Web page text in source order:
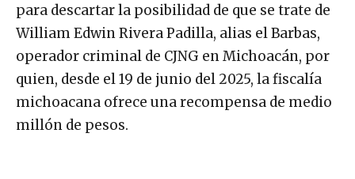
para descartar la posibilidad de que se trate de
William Edwin Rivera Padilla, alias el Barbas,
operador criminal de CJNG en Michoacán, por
quien, desde el 19 de junio del 2025, la fiscalía
michoacana ofrece una recompensa de medio
millón de pesos.